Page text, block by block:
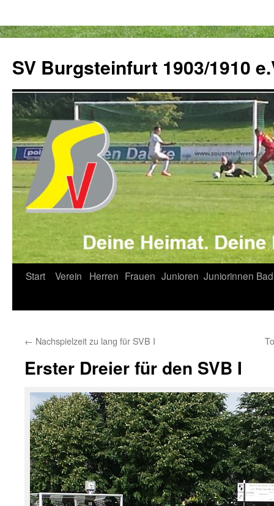
springen
SV Burgsteinfurt 1903/1910
Start Verein Herren Frauen Junioren Juniorinnen
← Nachspielzeit zu lang für SVB I
Erster Dreier für den SVB I